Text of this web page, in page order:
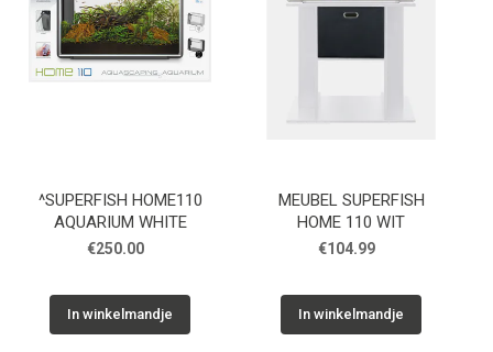
^SUPERFISH HOME110
AQUARIUM WHITE
€250.00
In winkelmandje
MEUBEL SUPERFISH
HOME 110 WIT
€104.99
In winkelmandje